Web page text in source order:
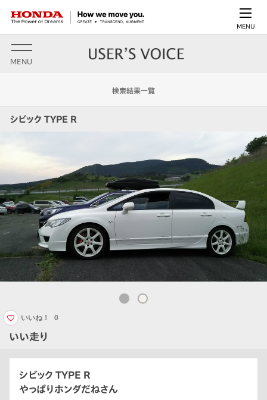
MENU
MENU
検索結果一覧
シビック TYPE R
いい走り
いいね！ 0
シビック TYPE R
やっぱりホンダだねさん